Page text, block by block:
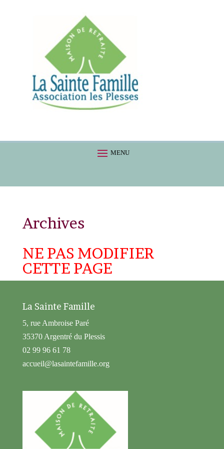
Archives
NE PAS MODIFIER
CETTE PAGE
La Sainte Famille
5, rue Ambroise Paré
35370 Argentré du Plessis
02 99 96 61 78
accueil@lasaintefamille.org